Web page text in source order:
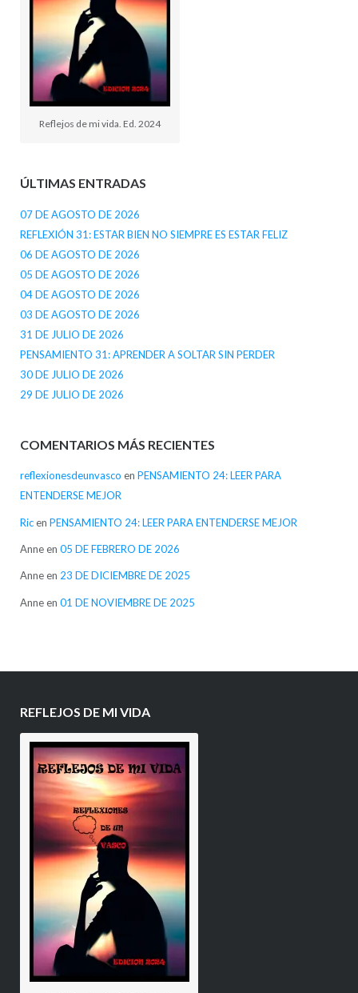
Reflejos de mi vida. Ed. 2024
ÚLTIMAS ENTRADAS
07 DE AGOSTO DE 2026
REFLEXIÓN 31: ESTAR BIEN NO SIEMPRE ES ESTAR FELIZ
06 DE AGOSTO DE 2026
05 DE AGOSTO DE 2026
04 DE AGOSTO DE 2026
03 DE AGOSTO DE 2026
31 DE JULIO DE 2026
PENSAMIENTO 31: APRENDER A SOLTAR SIN PERDER
30 DE JULIO DE 2026
29 DE JULIO DE 2026
COMENTARIOS MÁS RECIENTES
reflexionesdeunvasco en PENSAMIENTO 24: LEER PARA
ENTENDERSE MEJOR
Ricen PENSAMIENTO 24: LEER PARA ENTENDERSE MEJOR
Anneen 05 DE FEBRERO DE 2026
Anneen 23 DE DICIEMBRE DE 2025
Anneen 01 DE NOVIEMBRE DE 2025
REFLEJOS DE MI VIDA